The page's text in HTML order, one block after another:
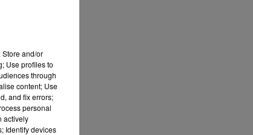
and/or
Use profiles to
through
content; Use
and fix errors;
personal
actively
Identify devices